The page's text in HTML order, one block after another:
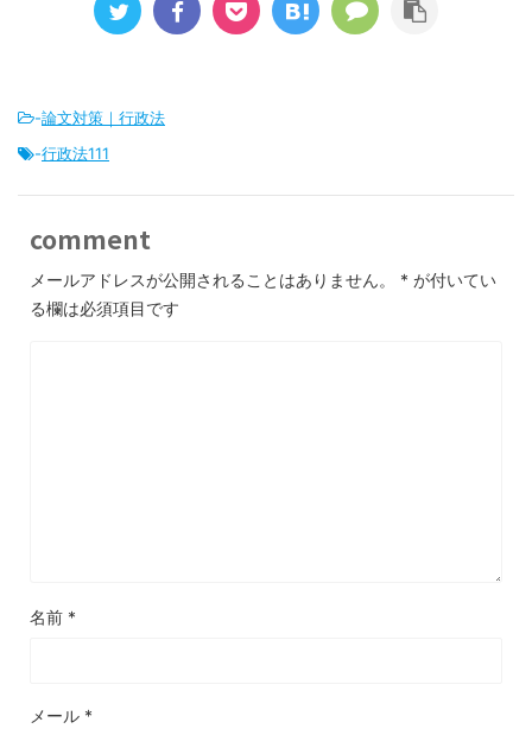
-論文対策｜行政法
-行政法111
comment
メールアドレスが公開されることはありません。 * が付いてい
る欄は必須項目です
名前 *
メール *